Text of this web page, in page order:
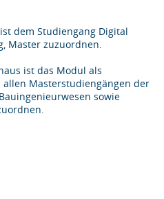
dem Studiengang Digital
Master zuzuordnen.
ist das Modul als
allen Masterstudiengängen der
sowie